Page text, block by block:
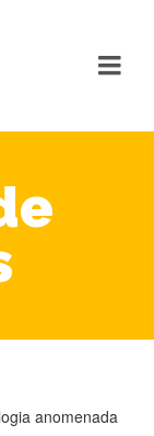
anomenada